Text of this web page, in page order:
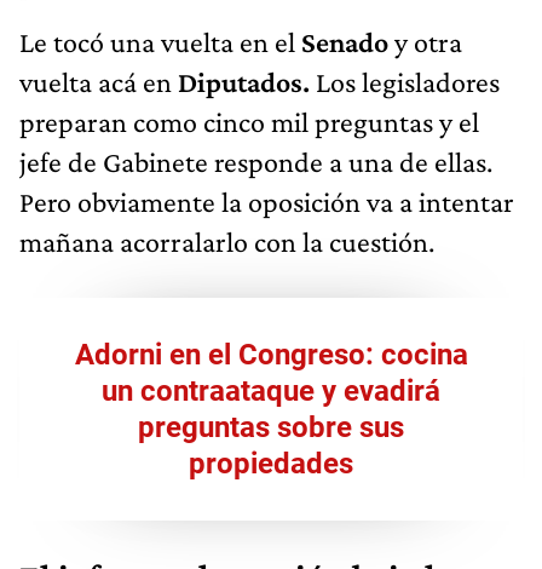
Le tocó una vuelta en el Senadoy otra
vuelta acá en Diputados. Los legisladores
preparan como cinco mil preguntas y el
jefe de Gabinete responde a una de ellas.
Pero obviamente la oposición va a intentar
mañana acorralarlo con la cuestión.
Adorni en el Congreso: cocina
un contraataque y evadirá
preguntas sobre sus
propiedades